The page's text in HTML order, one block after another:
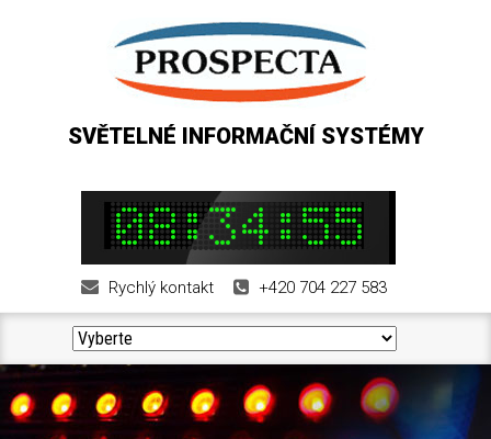
SVĚTELNÉ INFORMAČNÍ SYSTÉMY
Rychlý kontakt +420 704 227 583